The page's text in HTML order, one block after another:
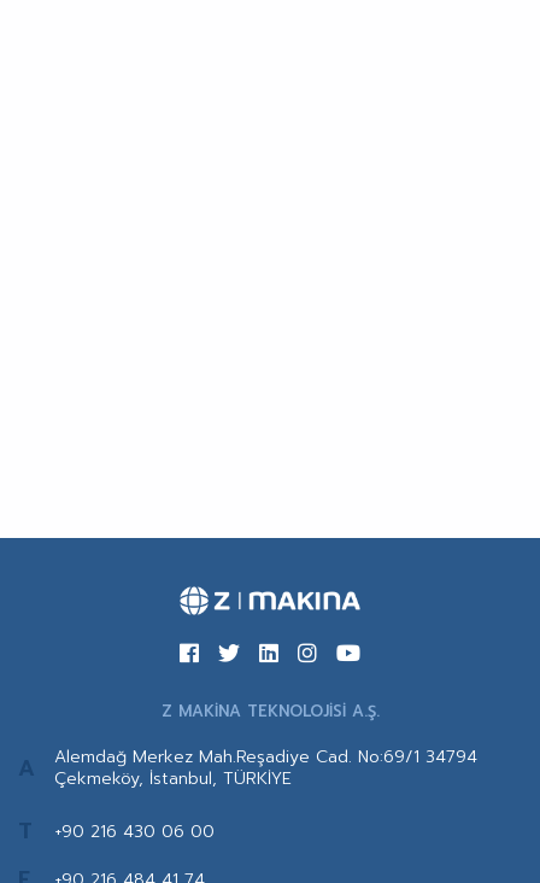
Z MAKİNA TEKNOLOJİSİ A.Ş.
A
Alemdağ Merkez Mah.Reşadiye Cad. No:69/1 34794
Çekmeköy, İstanbul, TÜRKİYE
T +90 216 430 06 00